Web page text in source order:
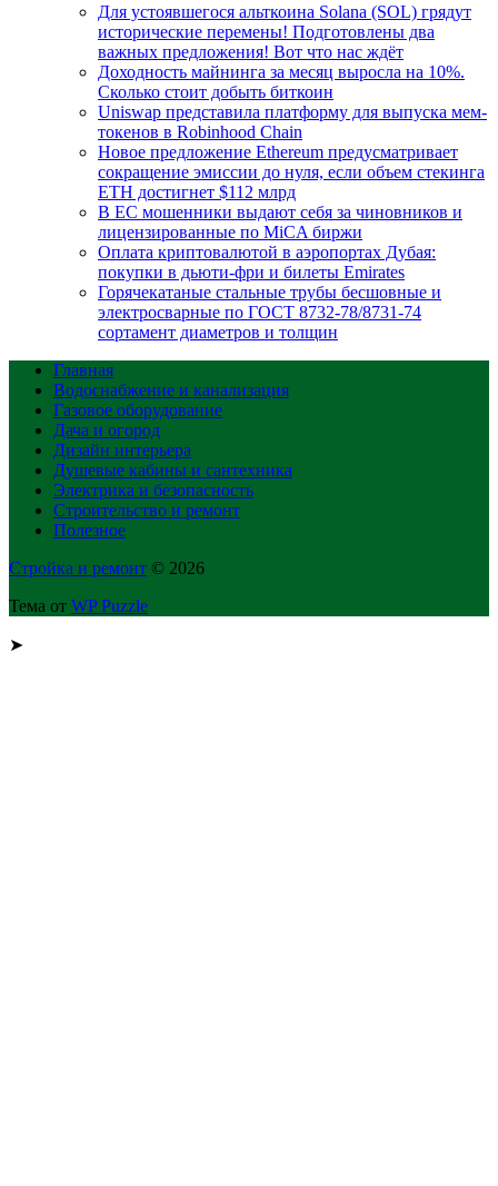
Для устоявшегося альткоина Solana (SOL) грядут
исторические перемены! Подготовлены два
важных предложения! Вот что нас ждёт
Доходность майнинга за месяц выросла на 10%.
Сколько стоит добыть биткоин
Uniswap представила платформу для выпуска мем-
токенов в Robinhood Chain
Новое предложение Ethereum предусматривает
сокращение эмиссии до нуля, если объем стекинга
ETH достигнет $112 млрд
В ЕС мошенники выдают себя за чиновников и
лицензированные по MiCA биржи
Оплата криптовалютой в аэропортах Дубая:
покупки в дьюти-фри и билеты Emirates
Горячекатаные стальные трубы бесшовные и
электросварные по ГОСТ 8732-78/8731-74
сортамент диаметров и толщин
Главная
Водоснабжение и канализация
Газовое оборудование
Дача и огород
Дизайн интерьера
Душевые кабины и сантехника
Электрика и безопасность
Строительство и ремонт
Полезное
Стройка и ремонт © 2026
Тема от WP Puzzle
➤